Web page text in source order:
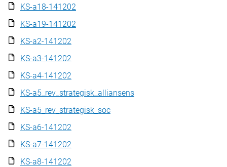
KS-a18-141202
KS-a19-141202
KS-a2-141202
KS-a3-141202
KS-a4-141202
KS-a5_rev_strategisk_alliansens
KS-a5_rev_strategisk_soc
KS-a6-141202
KS-a7-141202
KS-a8-141202